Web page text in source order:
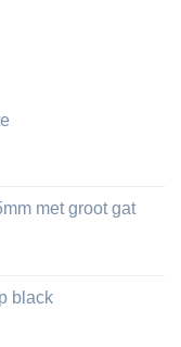
met groot gat
black